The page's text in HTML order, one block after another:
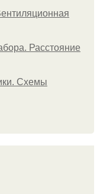
Расстояние
Схемы